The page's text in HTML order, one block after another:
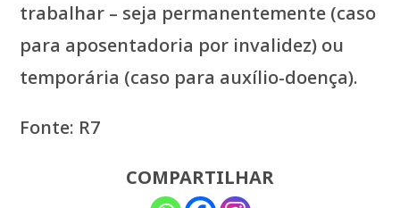
trabalhar – seja permanentemente (caso
para aposentadoria por invalidez) ou
temporária (caso para auxílio-doença).
Fonte: R7
COMPARTILHAR